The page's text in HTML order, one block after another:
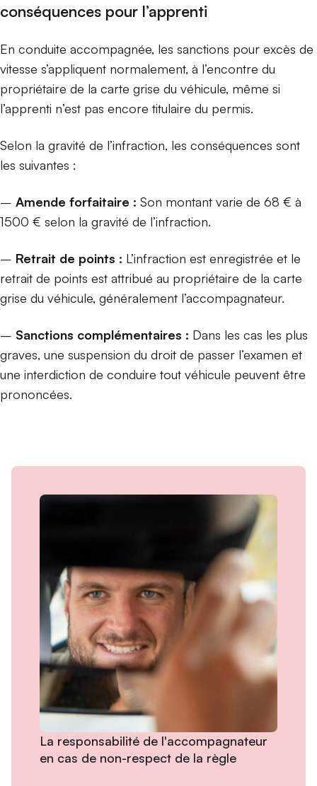
conséquences pour l’apprenti
En conduite accompagnée, les sanctions pour excès de
vitesse s’appliquent normalement, à l’encontre du
propriétaire de la carte grise du véhicule, même si
l’apprenti n’est pas encore titulaire du permis.
Selon la gravité de l’infraction, les conséquences sont
les suivantes :
– Amende forfaitaire : Son montant varie de 68 € à
1500 € selon la gravité de l’infraction.
– Retrait de points : L’infraction est enregistrée et le
retrait de points est attribué au propriétaire de la carte
grise du véhicule, généralement l’accompagnateur.
– Sanctions complémentaires : Dans les cas les plus
graves, une suspension du droit de passer l’examen et
une interdiction de conduire tout véhicule peuvent être
prononcées.
La responsabilité de l'accompagnateur
en cas de non-respect de la règle